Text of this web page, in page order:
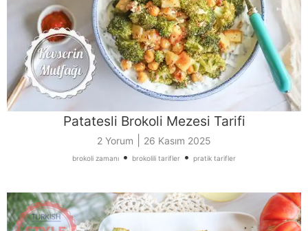
Patatesli Brokoli Mezesi Tarifi
2 Yorum 26 Kasım 2025
brokoli zamanı • brokolili tarifler • pratik tarifler